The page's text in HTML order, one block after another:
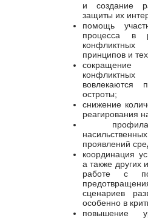
и создание
защиты их
помощь
процесса в
принципов и
сокращение
вовлекаются
остроты;
снижение
реагирования
проявлений
координация
а также других
работе с
сценариев
особенно в
повышение